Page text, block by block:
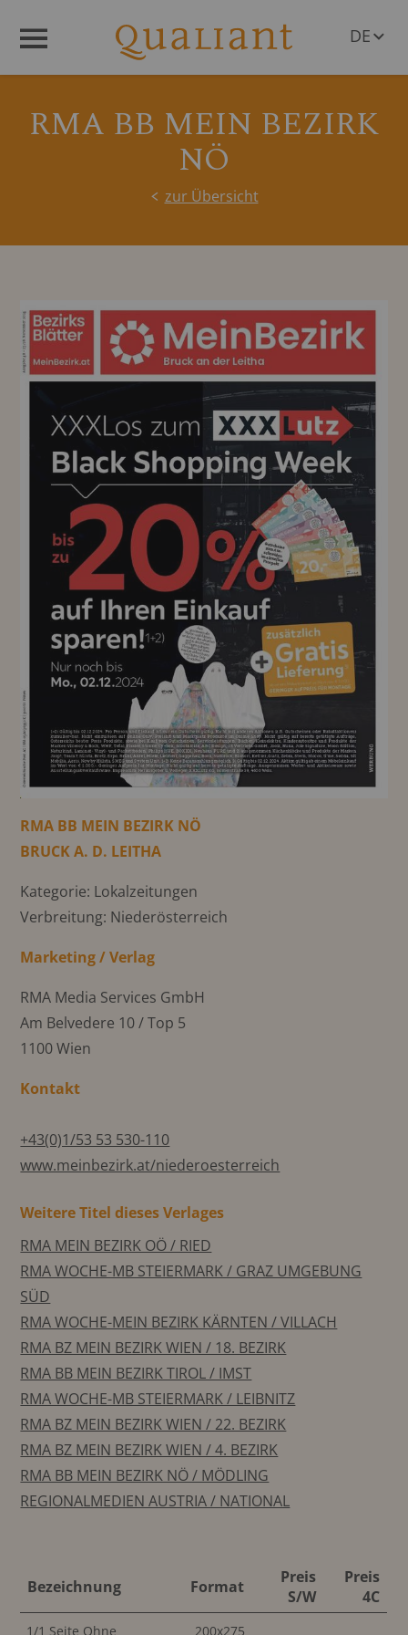
DE
RMA BB MEIN BEZIRK
NÖ
zur Übersicht
RMA BB MEIN BEZIRK NÖ
BRUCK A. D. LEITHA
Kategorie: Lokalzeitungen
Verbreitung: Niederösterreich
Marketing / Verlag
RMA Media Services GmbH
Am Belvedere 10 / Top 5
1100 Wien
Kontakt
+43(0)1/53 53 530-110
www.meinbezirk.at/niederoesterreich
Weitere Titel dieses Verlages
RMA MEIN BEZIRK OÖ / RIED
RMA WOCHE-MB STEIERMARK / GRAZ UMGEBUNG
SÜD
RMA WOCHE-MEIN BEZIRK KÄRNTEN / VILLACH
RMA BZ MEIN BEZIRK WIEN / 18. BEZIRK
RMA BB MEIN BEZIRK TIROL / IMST
RMA WOCHE-MB STEIERMARK / LEIBNITZ
RMA BZ MEIN BEZIRK WIEN / 22. BEZIRK
RMA BZ MEIN BEZIRK WIEN / 4. BEZIRK
RMA BB MEIN BEZIRK NÖ / MÖDLING
REGIONALMEDIEN AUSTRIA / NATIONAL
Bezeichnung Format
Preis
S/W
Preis
4C
1/1 Seite Ohne
200x275